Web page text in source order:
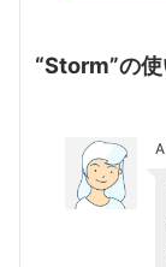
“Storm”の